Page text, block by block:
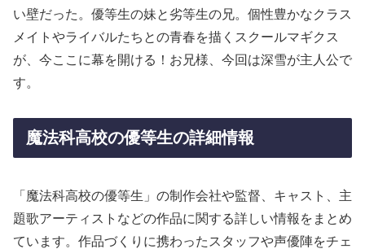
い壁だった。優等生の妹と劣等生の兄。個性豊かなクラス
メイトやライバルたちとの青春を描くスクールマギクス
が、今ここに幕を開ける！お兄様、今回は深雪が主人公で
す。
魔法科高校の優等生の詳細情報
「魔法科高校の優等生」の制作会社や監督、キャスト、主
題歌アーティストなどの作品に関する詳しい情報をまとめ
ています。作品づくりに携わったスタッフや声優陣をチェ